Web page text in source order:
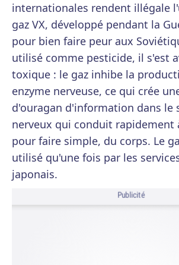
internationales rendent illégale
gaz VX, développé pendant la
pour bien faire peur aux
utilisé comme pesticide, il s'est
toxique : le gaz inhibe la
enzyme nerveuse, ce qui crée
d'ouragan d'information dans le
nerveux qui conduit rapidement
pour faire simple, du corps. Le
utilisé qu'une fois par les
japonais.
Publicité